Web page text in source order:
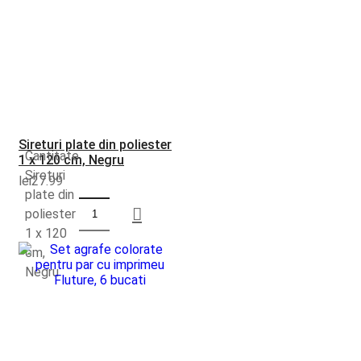
Sireturi plate din poliester
1 x 120 cm, Negru
lei27.99
Cantitate
Sireturi
plate din
poliester
1 x 120
cm,
Negru